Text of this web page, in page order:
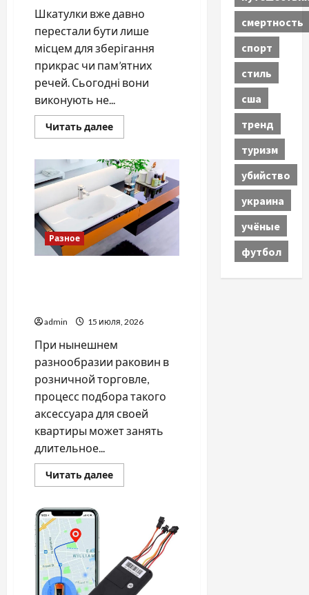
Шкатулки вже давно
перестали бути лише
місцем для зберігання
прикрас чи пам’ятних
речей. Сьогодні вони
виконують не...
Читать далееПрочитать
больше
слід
купити
якісну
фурнітуру
для
шкатулок
Разное
admin 15 июля, 2026
При нынешнем
разнообразии раковин в
розничной торговле,
процесс подбора такого
аксессуара для своей
квартиры может занять
длительное...
Читать далееПрочитать
больше
раковину
современной
ванной
комнаты
смертность
спорт
стиль
сша
тренд
туризм
убийство
украина
учёные
футбол